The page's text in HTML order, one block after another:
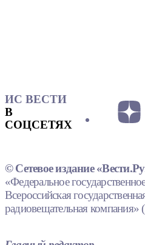
ИС ВЕСТИ
В
СОЦСЕТЯХ
© Сетевое издание
«Федеральное
Всероссийская
радиовещательная